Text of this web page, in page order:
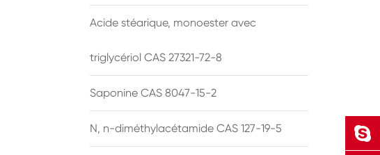
Acide stéarique, monoester avec
triglycériol CAS 27321-72-8
Saponine CAS 8047-15-2
N, n-diméthylacétamide CAS 127-19-5